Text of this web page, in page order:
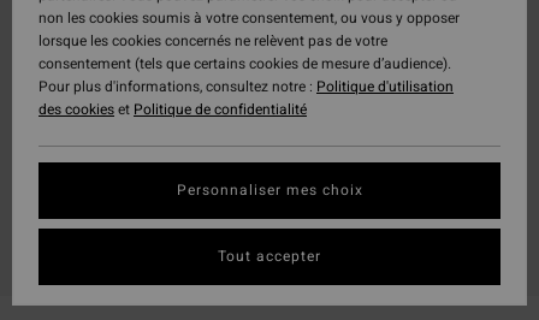
non les cookies soumis à votre consentement, ou vous y opposer
lorsque les cookies concernés ne relèvent pas de votre
consentement (tels que certains cookies de mesure d’audience).
Pour plus d'informations, consultez notre : Politique d'utilisation
des cookieset Politique de confidentialité
Personnaliser mes choix
Tout accepter